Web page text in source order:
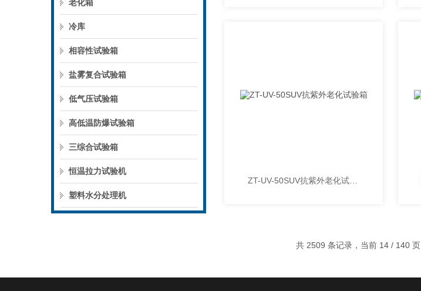
老化箱
冷库
相容性试验箱
盐雾复合试验箱
低气压试验箱
高低温防爆试验箱
三综合试验箱
恒温拉力试验机
塑料水分处理机
共 2509 条记录，当前 14 / 140 页